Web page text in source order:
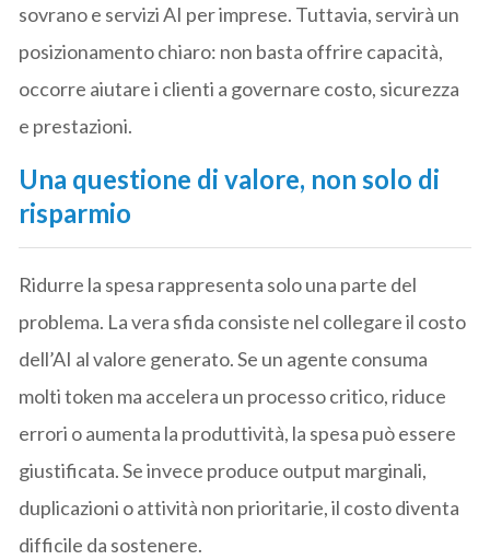
sovrano e servizi AI per imprese. Tuttavia, servirà un
posizionamento chiaro: non basta offrire capacità,
occorre aiutare i clienti a governare costo, sicurezza
e prestazioni.
Una questione di valore, non solo di
risparmio
Ridurre la spesa rappresenta solo una parte del
problema. La vera sfida consiste nel collegare il costo
dell’AI al valore generato. Se un agente consuma
molti token ma accelera un processo critico, riduce
errori o aumenta la produttività, la spesa può essere
giustificata. Se invece produce output marginali,
duplicazioni o attività non prioritarie, il costo diventa
difficile da sostenere.